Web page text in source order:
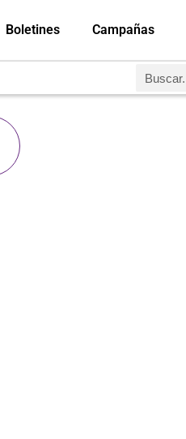
Boletines Campañas